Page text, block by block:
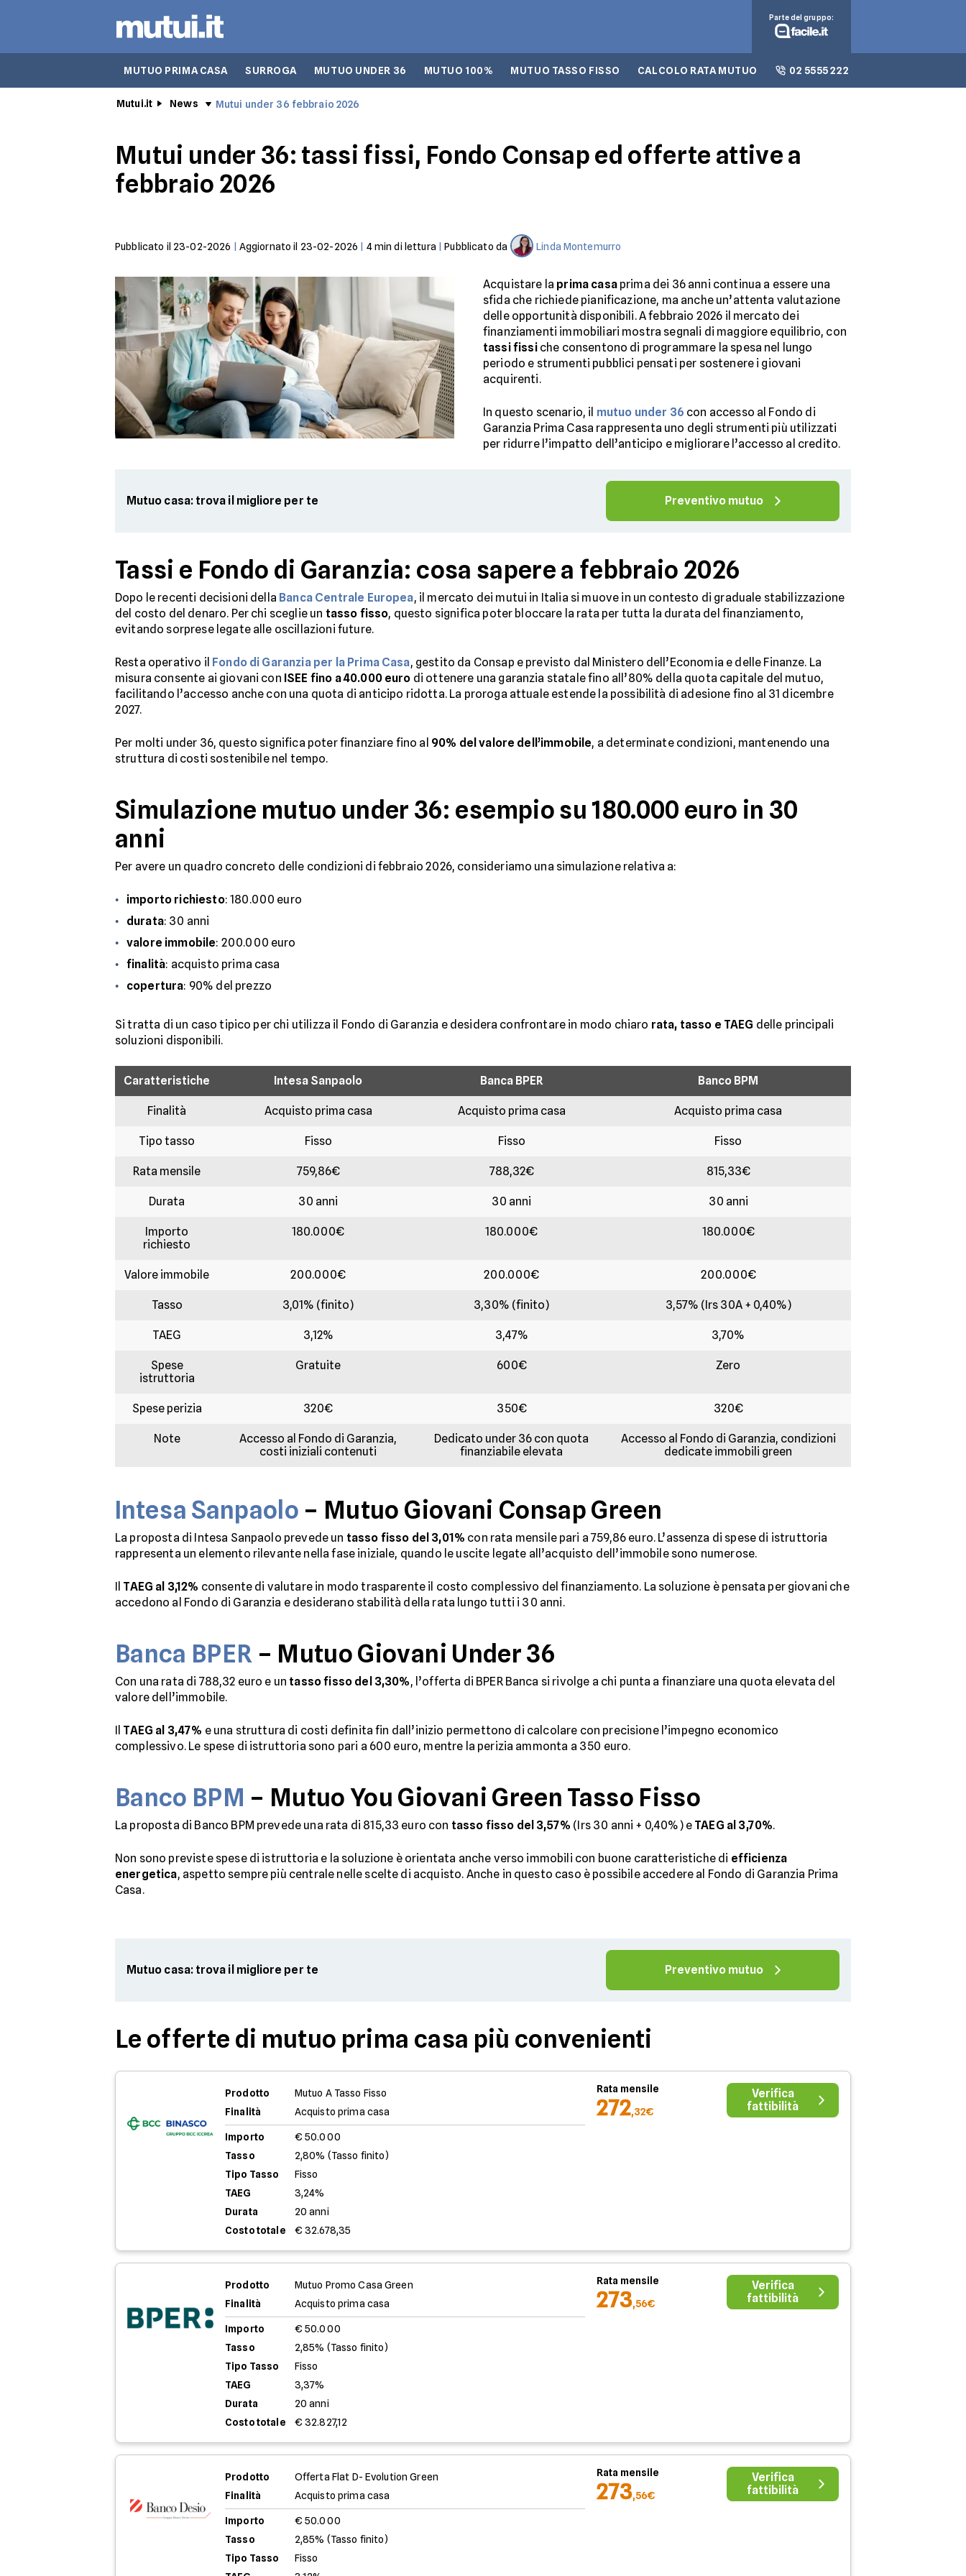
MUTUO PRIMA CASA SURROGA MUTUO UNDER 36 MUTUO 100% MUTUO TASSO FISSO CALCOLO RATA MUTUO 02 5555 222
Parte del gruppo:
Mutui.it News Mutui under 36 febbraio 2026
Mutui under 36: tassi fissi, Fondo Consap ed offerte attive a
febbraio 2026
Pubblicato il 23-02-2026 Aggiornato il 23-02-2026 4min di lettura |Pubblicato da Linda Montemurro
Acquistare la prima casaprima dei 36 anni continua a essere una
sfida che richiede pianificazione, ma anche un’attenta valutazione
delle opportunità disponibili. A febbraio 2026 il mercato dei
finanziamenti immobiliari mostra segnali di maggiore equilibrio, con
tassi fissiche consentono di programmare la spesa nel lungo
periodo e strumenti pubblici pensati per sostenere i giovani
acquirenti.
In questo scenario, il mutuo under 36 con accesso al Fondo di
Garanzia Prima Casa rappresenta uno degli strumenti più utilizzati
per ridurre l’impatto dell’anticipo e migliorare l’accesso al credito.
Mutuo casa: trova il migliore per te Preventivo mutuo
Tassi e Fondo di Garanzia: cosa sapere a febbraio 2026
Dopo le recenti decisioni della Banca Centrale Europea, il mercato dei mutui in Italia si muove in un contesto di graduale stabilizzazione
del costo del denaro. Per chi sceglie un tasso fisso, questo significa poter bloccare la rata per tutta la durata del finanziamento,
evitando sorprese legate alle oscillazioni future.
Resta operativo il Fondo di Garanzia per la Prima Casa, gestito da Consap e previsto dal Ministero dell’Economia e delle Finanze. La
misura consente ai giovani con ISEE fino a 40.000 euro di ottenere una garanzia statale fino all’80% della quota capitale del mutuo,
facilitando l’accesso anche con una quota di anticipo ridotta. La proroga attuale estende la possibilità di adesione fino al 31 dicembre
2027.
Per molti under 36, questo significa poter finanziare fino al 90% del valore dell’immobile, a determinate condizioni, mantenendo una
struttura di costi sostenibile nel tempo.
Simulazione mutuo under 36: esempio su 180.000 euro in 30
anni
Per avere un quadro concreto delle condizioni di febbraio 2026, consideriamo una simulazione relativa a:
importo richiesto: 180.000 euro
durata: 30 anni
valore immobile: 200.000 euro
finalità: acquisto prima casa
copertura: 90% del prezzo
Si tratta di un caso tipico per chi utilizza il Fondo di Garanzia e desidera confrontare in modo chiaro rata, tasso e TAEG delle principali
soluzioni disponibili.
Caratteristiche Intesa Sanpaolo Banca BPER Banco BPM
Finalità Acquisto prima casa Acquisto prima casa Acquisto prima casa
Tipo tasso Fisso Fisso Fisso
Rata mensile 759,86€ 788,32€ 815,33€
Durata 30 anni 30 anni 30 anni
Importo
richiesto
180.000€ 180.000€ 180.000€
Valore immobile 200.000€ 200.000€ 200.000€
Tasso 3,01% (finito) 3,30% (finito) 3,57% (Irs 30A + 0,40%)
TAEG 3,12% 3,47% 3,70%
Spese
istruttoria
Gratuite 600€ Zero
Spese perizia 320€ 350€ 320€
Note
Accesso al Fondo di Garanzia,
costi iniziali contenuti
Dedicato under 36 con quota
finanziabile elevata
Accesso al Fondo di Garanzia, condizioni
dedicate immobili green
Intesa Sanpaolo – Mutuo Giovani Consap Green
La proposta di Intesa Sanpaolo prevede un tasso fisso del 3,01% con rata mensile pari a 759,86 euro. L’assenza di spese di istruttoria
rappresenta un elemento rilevante nella fase iniziale, quando le uscite legate all’acquisto dell’immobile sono numerose.
Il TAEG al 3,12% consente di valutare in modo trasparente il costo complessivo del finanziamento. La soluzione è pensata per giovani che
accedono al Fondo di Garanzia e desiderano stabilità della rata lungo tutti i 30 anni.
Banca BPER – Mutuo Giovani Under 36
Con una rata di 788,32 euro e un tasso fisso del 3,30%, l’offerta di BPER Banca si rivolge a chi punta a finanziare una quota elevata del
valore dell’immobile.
Il TAEG al 3,47% e una struttura di costi definita fin dall’inizio permettono di calcolare con precisione l’impegno economico
complessivo. Le spese di istruttoria sono pari a 600 euro, mentre la perizia ammonta a 350 euro.
Banco BPM – Mutuo You Giovani Green Tasso Fisso
La proposta di Banco BPM prevede una rata di 815,33 euro con tasso fisso del 3,57% (Irs 30 anni + 0,40%) e TAEG al 3,70%.
Non sono previste spese di istruttoria e la soluzione è orientata anche verso immobili con buone caratteristiche di efficienza
energetica, aspetto sempre più centrale nelle scelte di acquisto. Anche in questo caso è possibile accedere al Fondo di Garanzia Prima
Casa.
Mutuo casa: trova il migliore per te Preventivo mutuo
Le offerte di mutuo prima casa più convenienti
Prodotto
Mutuo A Tasso Fisso
Finalità
Acquisto prima casa
Importo
€ 50.000
Tasso
2,80% (Tasso finito)
Tipo Tasso
Fisso
TAEG
3,24%
Durata
20 anni
Costo totale
€ 32.678,35
Rata mensile
272,32€
Verifica
fattibilità
Prodotto
Mutuo Promo Casa Green
Finalità
Acquisto prima casa
Importo
€ 50.000
Tasso
2,85% (Tasso finito)
Tipo Tasso
Fisso
TAEG
3,37%
Durata
20 anni
Costo totale
€ 32.827,12
Rata mensile
273,56€
Verifica
fattibilità
Prodotto
Offerta Flat D- Evolution Green
Finalità
Acquisto prima casa
Importo
€ 50.000
Tasso
2,85% (Tasso finito)
Tipo Tasso
Fisso
Rata mensile
273,56€
Verifica
fattibilità